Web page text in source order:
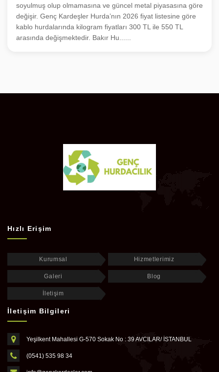
soyulmuş olup olmamasına ve güncel metal piyasasına göre
değişir. Genç Kardeşler Hurda’nın 2026 fiyat listesine göre
kablo hurdalarında kilogram fiyatları 300 TL ile 550 TL
arasında değişmektedir. Bakır Hu......
Hızlı Erişim
Kurumsal Hizmetlerimiz
Galeri Blog
İletişim
İletişim Bilgileri
Yeşilkent Mahallesi G-570 Sokak No : 39 AVCILAR/ İSTANBUL
(0541) 535 98 34